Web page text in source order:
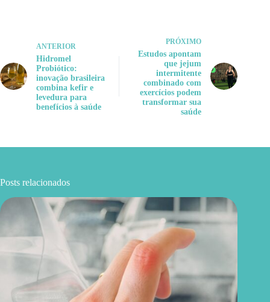
ANTERIOR
Hidromel
Probiótico:
inovação brasileira
combina kefir e
levedura para
benefícios à saúde
PRÓXIMO
Estudos apontam
que jejum
intermitente
combinado com
exercícios podem
transformar sua
saúde
Posts relacionados